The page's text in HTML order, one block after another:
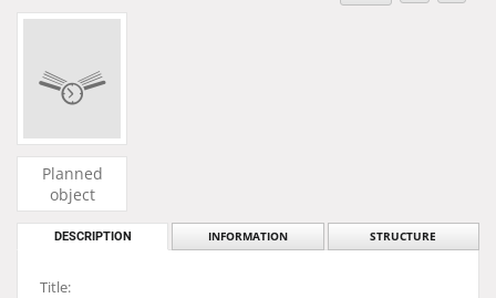
Planned
object
DESCRIPTION INFORMATION STRUCTURE
Title: